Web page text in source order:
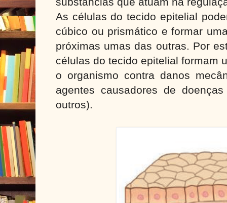
As células do tecido epitelial
cúbico ou prismático e formar
próximas umas das outras. Por
células do tecido epitelial formam
o organismo contra danos
agentes causadores de
outros).